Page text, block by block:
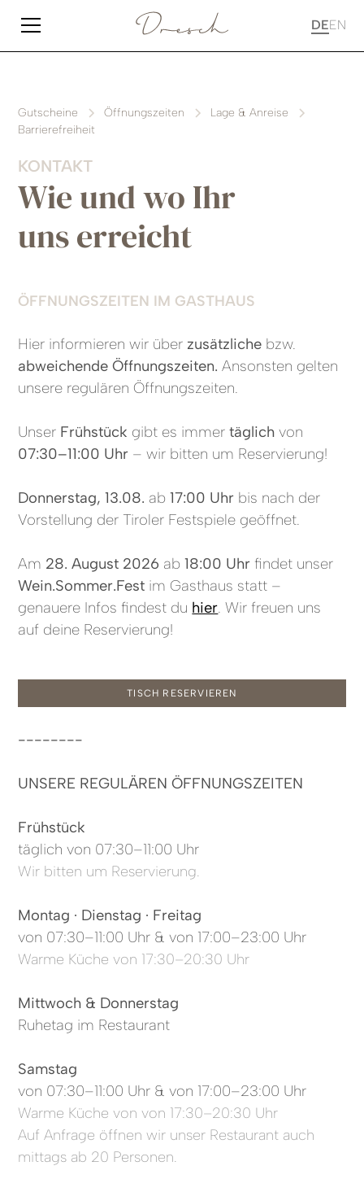
DEEN
Gutscheine Öffnungszeiten
Lage & Anreise
Barrierefreiheit
KONTAKT
Wie und wo Ihr
uns erreicht
ÖFFNUNGSZEITEN IM GASTHAUS
Hier informieren wir über zusätzliche bzw.
abweichende Öffnungszeiten. Ansonsten gelten
unsere regulären Öffnungszeiten.
Unser Frühstück gibt es immertäglich von
07:30–11:00 Uhr – wir bitten um Reservierung!
Donnerstag, 13.08. ab17:00 Uhr bis nach der
Vorstellung der Tiroler Festspiele geöffnet.
Am 28. August 2026 ab18:00 Uhrfindet unser
Wein.Sommer.Fest im Gasthaus statt –
genauere Infos findest du hier. Wir freuen uns
auf deine Reservierung!
TISCH RESERVIEREN
--------
UNSERE REGULÄREN ÖFFNUNGSZEITEN
Frühstück
täglich von 07:30–11:00 Uhr
Wir bitten um Reservierung.
Montag · Dienstag · Freitag
von 07:30–11:00 Uhr & von 17:00–23:00 Uhr
Warme Küche von 17:30–20:30 Uhr
Mittwoch & Donnerstag
Ruhetag im Restaurant
Samstag
von 07:30–11:00 Uhr & von 17:00–23:00 Uhr
Warme Küche von von 17:30–20:30 Uhr
Auf Anfrage öffnen wir unser Restaurant auch
mittags ab 20 Personen.